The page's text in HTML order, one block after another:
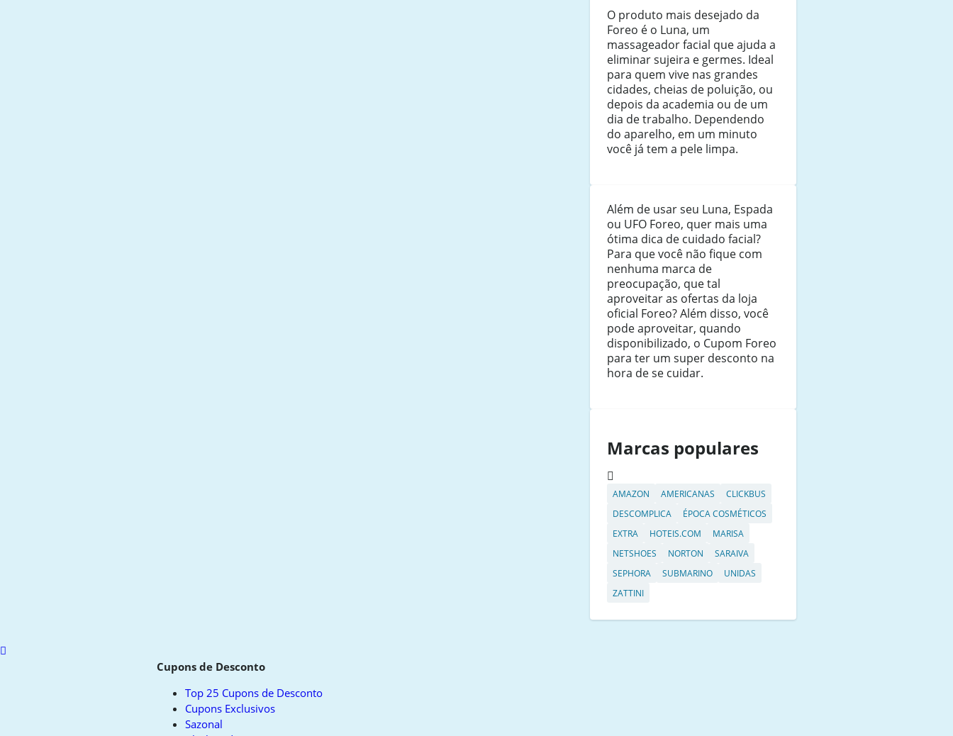
O produto mais desejado da
Foreo é o Luna, um
massageador facial que ajuda a
eliminar sujeira e germes. Ideal
para quem vive nas grandes
cidades, cheias de poluição, ou
depois da academia ou de um
dia de trabalho. Dependendo
do aparelho, em um minuto
você já tem a pele limpa.
Além de usar seu Luna, Espada
ou UFO Foreo, quer mais uma
ótima dica de cuidado facial?
Para que você não fique com
nenhuma marca de
preocupação, que tal
aproveitar as ofertas da loja
oficial Foreo? Além disso, você
pode aproveitar, quando
disponibilizado, o Cupom Foreo
para ter um super desconto na
hora de se cuidar.
Marcas populares
AMAZON AMERICANAS
CLICKBUS
DESCOMPLICA
ÉPOCA COSMÉTICOS
EXTRA
HOTEIS.COM
MARISA
NETSHOES
NORTON
SARAIVA
SEPHORA
SUBMARINO
UNIDAS
ZATTINI
Scroll
Cupons de Desconto
Top 25 Cupons de Desconto
Cupons Exclusivos
Sazonal